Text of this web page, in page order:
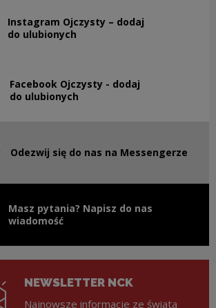
Instagram Ojczysty – dodaj
do ulubionych
link zostanie otwarty w nowym oknie
Facebook Ojczysty - dodaj
do ulubionych
link zostanie otwarty w nowym oknie
Odezwij się do nas na Messengerze
link zostanie otwarty w nowym oknie
Masz pytania? Napisz do nas
wiadomość
NEWSLETTER NCK
Najnowsze informacje ze świata